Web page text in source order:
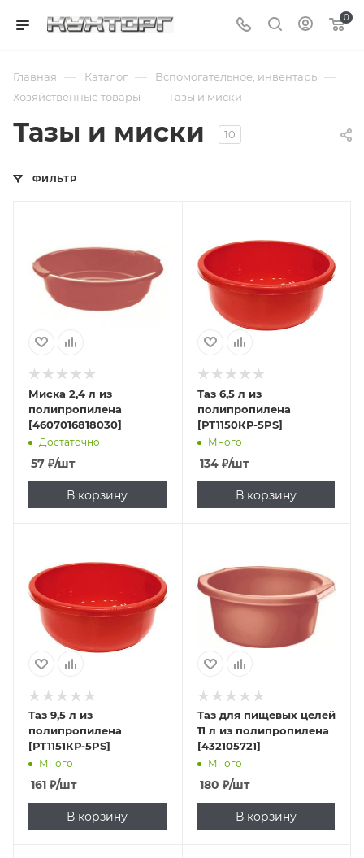
0
Главная — Каталог — Вспомогательное, инвентарь —
Хозяйственные товары — Тазы и миски
Тазы и миски 10
ФИЛЬТР
Миска 2,4 л из
полипропилена
[4607016818030]
Достаточно
57 ₽/шт
В корзину
Таз 6,5 л из
полипропилена
[РТ1150КР-5PS]
Много
134₽/шт
В корзину
Таз 9,5 л из
полипропилена
[РТ1151КР-5PS]
Много
161 ₽/шт
В корзину
Таз для пищевых целей
11 л из полипропилена
[432105721]
Много
180 ₽/шт
В корзину